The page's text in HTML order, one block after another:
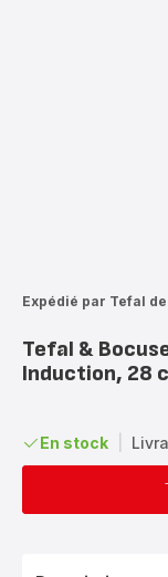
Expédié par Tefal
Tefal &
Induction, 28
En stock